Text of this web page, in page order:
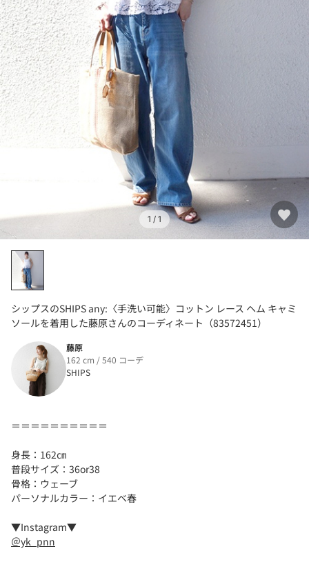
1 / 1
シップスのSHIPS any:〈手洗い可能〉コットン レース ヘム キャミ
ソールを着用した藤原さんのコーディネート（83572451）
藤原
162 cm / 540 コーデ
SHIPS
＝＝＝＝＝＝＝＝＝＝
身長：162㎝
普段サイズ：36or38
骨格：ウェーブ
パーソナルカラー：イエベ春
▼Instagram▼
＠yk_pnn